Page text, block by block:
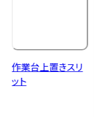
作業台上置きスリ
ット